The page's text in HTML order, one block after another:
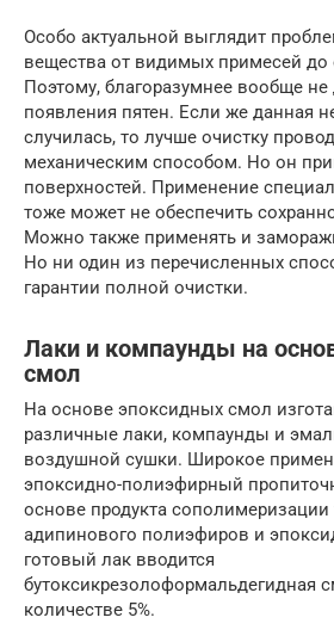
Особо актуальной выглядит
вещества от видимых примесей до
Поэтому, благоразумнее вообще не
появления пятен. Если же данная
случилась, то лучше очистку
механическим способом. Но он
поверхностей. Применение
тоже может не обеспечить
Можно также применять и
Но ни один из перечисленных
гарантии полной очистки.
Лаки и компаунды на
смол
На основе эпоксидных смол
различные лаки, компаунды и
воздушной сушки. Широкое
эпоксидно-полиэфирный
основе продукта сополимеризации
адипинового полиэфиров и
готовый лак вводится
бутоксикрезолоформальдегидная
количестве 5%.